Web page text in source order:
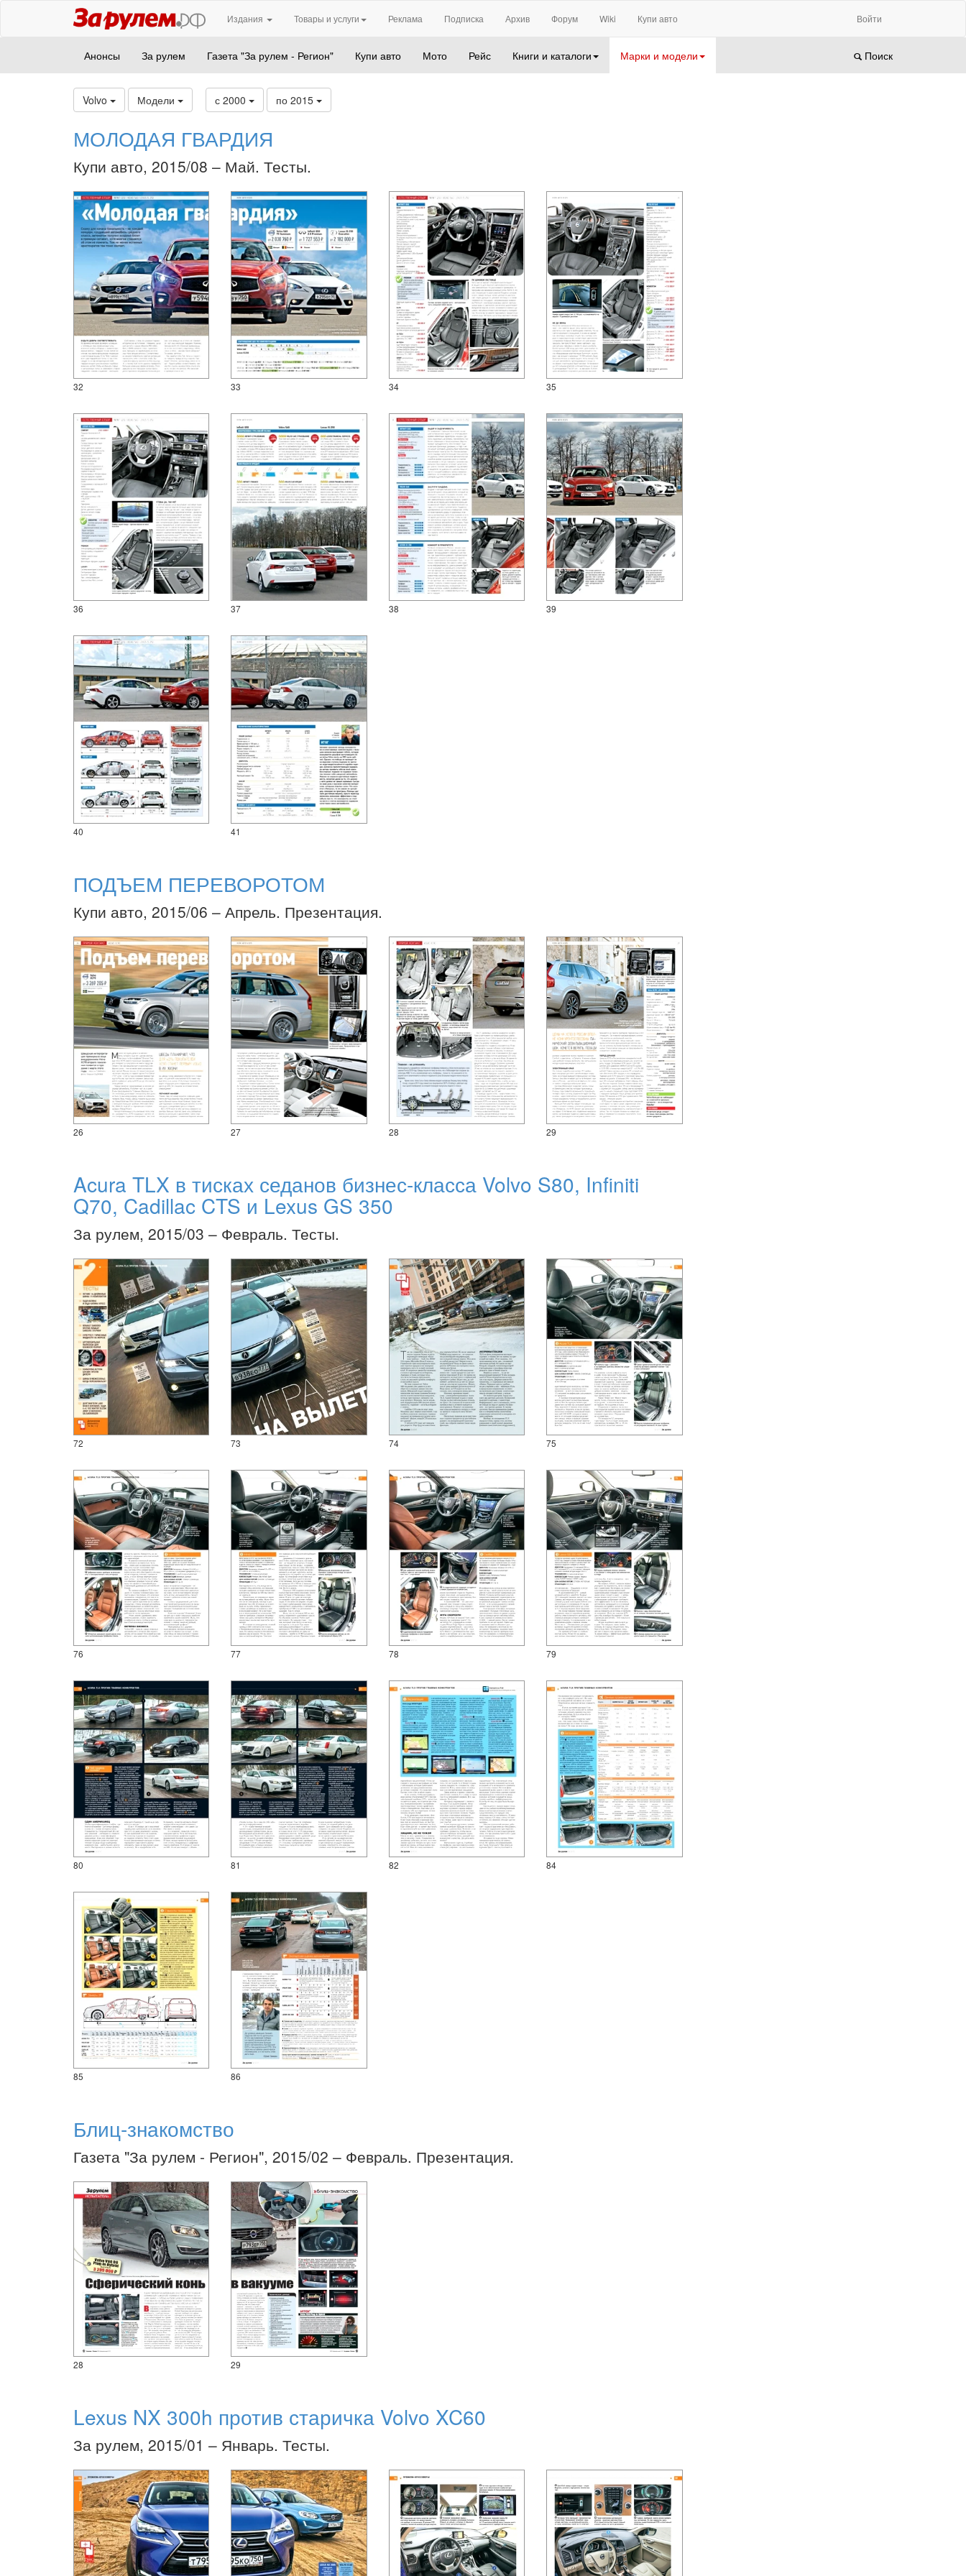
Издания Товары и услуги Реклама Подписка Архив Форум Wiki Купи авто Войти
Анонсы За рулем Газета "За рулем - Регион" Купи авто Мото Рейс Книги и каталоги Марки и модели Поиск
Volvo Модели с 2000 по 2015
МОЛОДАЯ ГВАРДИЯ
Купи авто, 2015/08 – Май. Тесты.
32 33 34 35
36 37 38 39
40 41
ПОДЪЕМ ПЕРЕВОРОТОМ
Купи авто, 2015/06 – Апрель. Презентация.
26 27 28 29
Acura TLX в тисках седанов бизнес-класса Volvo S80, Infiniti
Q70, Cadillac CTS и Lexus GS 350
За рулем, 2015/03 – Февраль. Тесты.
72 73 74 75
76 77 78 79
80 81 82 84
85 86
Блиц-знакомство
Газета "За рулем - Регион", 2015/02 – Февраль. Презентация.
28 29
Lexus NX 300h против старичка Volvo XC60
За рулем, 2015/01 – Январь. Тесты.